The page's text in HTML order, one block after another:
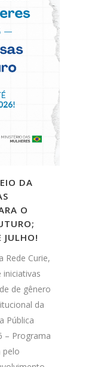
DA
O
JULHO!
Rede Curie,
de gênero
da
Pública
– Programa
pelo